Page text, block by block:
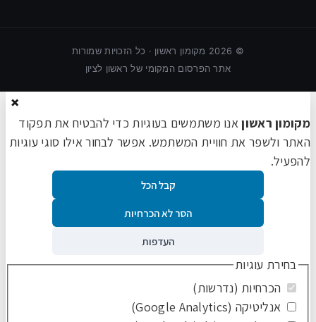
©
2026 מקומון ראשון · כל הזכויות שמורות
אתר הפרסום המקומי של ראשון לציון
×
מקומון ראשוןאנו משתמשים בעוגיות כדי להבטיח את תפקוד
האתר ולשפר את חוויית המשתמש. אפשר לבחור אילו סוגי עוגיות
להפעיל.
קבל הכל
הסר לא הכרחיות
העדפות
בחירת עוגיות
הכרחיות (נדרשות)
אנליטיקה (Google Analytics)